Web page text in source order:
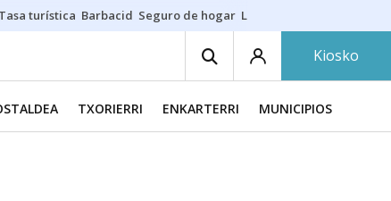
Tasa turística Barbacid Seguro de hogar Lío Athletic-Osasuna
Kiosko
TXORIERRI ENKARTERRI MUNICIPIOS